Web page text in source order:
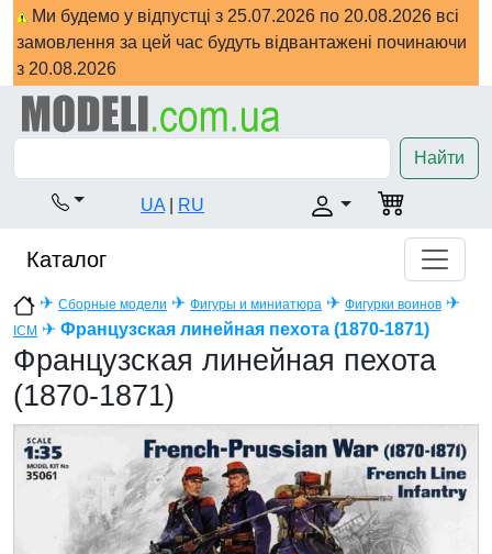
Ми будемо у відпустці з 25.07.2026 по 20.08.2026 всі
замовлення за цей час будуть відвантажені починаючи
з 20.08.2026
Найти
UA RU
Каталог
✈ Сборные модели ✈ Фигуры и миниатюра ✈ Фигурки воинов ✈
ICM ✈ Французская линейная пехота (1870-1871)
Французская линейная пехота
(1870-1871)